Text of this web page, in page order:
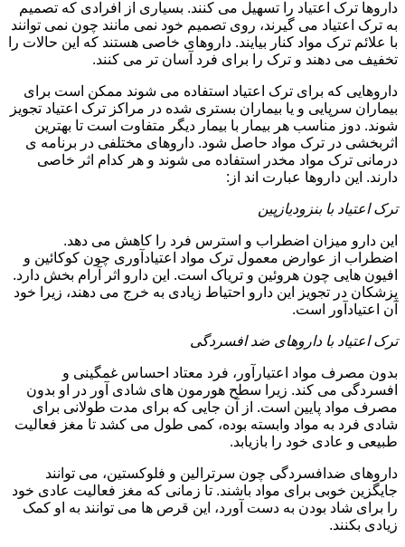
داروها ترک اعتیاد را تسهیل می کنند. بسیاری از افرادی که تصمیم
به ترک اعتیاد می گیرند، روی تصمیم خود نمی مانند چون نمی توانند
با علائم ترک مواد کنار بیایند. داروهای خاصی هستند که این حالات را
تخفیف می دهند و ترک را برای فرد آسان تر می کنند.
داروهایی که برای ترک اعتیاد استفاده می شوند ممکن است برای
بیماران سرپایی و یا بیماران بستری شده در مراکز ترک اعتیاد تجویز
شوند. دوز مناسب هر بیمار با بیمار دیگر متفاوت است تا بهترین
اثربخشی در ترک مواد حاصل شود. داروهای مختلفی در برنامه ی
درمانی ترک مواد مخدر استفاده می شوند و هر کدام اثر خاصی
دارند. این داروها عبارت اند از:
ترک اعتیاد با بنزودیازپین
این دارو میزان اضطراب و استرس فرد را کاهش می دهد.
اضطراب از عوارض معمول ترک مواد اعتیادآوری چون کوکائین و
افیون هایی چون هروئین و تریاک است. این دارو اثر آرام بخش دارد.
پزشکان در تجویز این دارو احتیاط زیادی به خرج می دهند، زیرا خود
آن اعتیادآور است.
ترک اعتیاد با داروهای ضد افسردگی
بدون مصرف مواد اعتیارآور، فرد معتاد احساس غمگینی و
افسردگی می کند. زیرا سطح هورمون های شادی آور در او بدون
مصرف مواد پایین است. از آن جایی که برای مدت طولانی برای
شادی فرد به مواد وابسته بوده، کمی طول می کشد تا مغز فعالیت
طبیعی و عادی خود را بازیابد.
داروهای ضدافسردگی چون سرترالین و فلوکستین، می توانند
جایگزین خوبی برای مواد باشند. تا زمانی که مغز فعالیت عادی خود
را برای شاد بودن به دست آورد، این قرص ها می توانند به او کمک
زیادی بکنند.